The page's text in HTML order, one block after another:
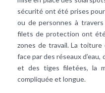
sécurité ont été prises
ou de personnes à
filets de protection ont
zones de travail. La
face par des réseaux d’eau,
et des tiges filetées, la
compliquée et longue.